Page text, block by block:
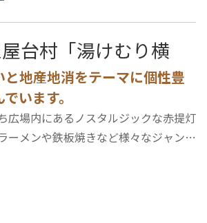
台村「湯けむり横
と地産地消をテーマに個性豊
います。
広場内にあるノスタルジックな赤提灯
ーメンや鉄板焼きなど様々なジャンル